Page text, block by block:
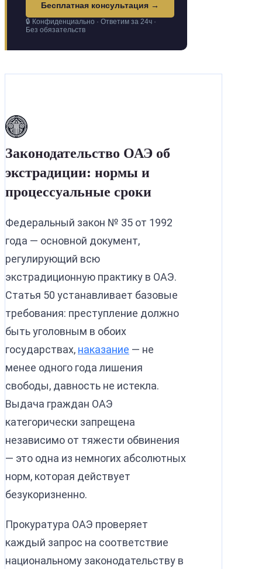
Бесплатная консультация →
🔒 Конфиденциально · Ответим за 24ч ·
Без обязательств
Законодательство ОАЭ об
экстрадиции: нормы и
процессуальные сроки
Федеральный закон № 35 от 1992
года — основной документ,
регулирующий всю
экстрадиционную практику в ОАЭ.
Статья 50 устанавливает базовые
требования: преступление должно
быть уголовным в обоих
государствах, наказание — не
менее одного года лишения
свободы, давность не истекла.
Выдача граждан ОАЭ
категорически запрещена
независимо от тяжести обвинения
— это одна из немногих абсолютных
норм, которая действует
безукоризненно.
Прокуратура ОАЭ проверяет
каждый запрос на соответствие
национальному законодательству в